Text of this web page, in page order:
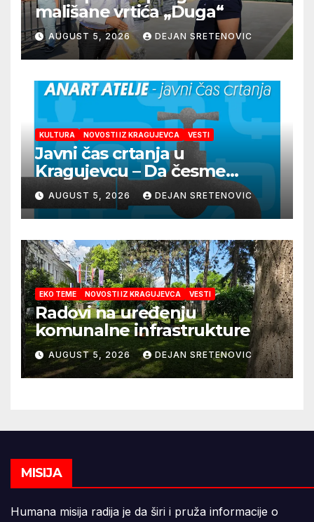
mališane vrtića „Duga“
AUGUST 5, 2026 DEJAN SRETENOVIC
KULTURA NOVOSTI IZ KRAGUJEVCA VESTI
Javni čas crtanja u
Kragujevcu – Da česme
zažive
AUGUST 5, 2026 DEJAN SRETENOVIC
EKO TEME NOVOSTI IZ KRAGUJEVCA VESTI
Radovi na uređenju
komunalne infrastrukture
AUGUST 5, 2026 DEJAN SRETENOVIC
MISIJA
Humana misija radija je da širi i pruža informacije o